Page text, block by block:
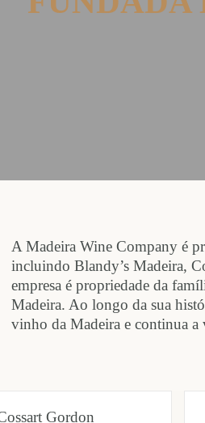
A Madeira Wine Company é
incluindo Blandy’s Madeira,
empresa é propriedade da
Madeira. Ao longo da sua
vinho da Madeira e continua